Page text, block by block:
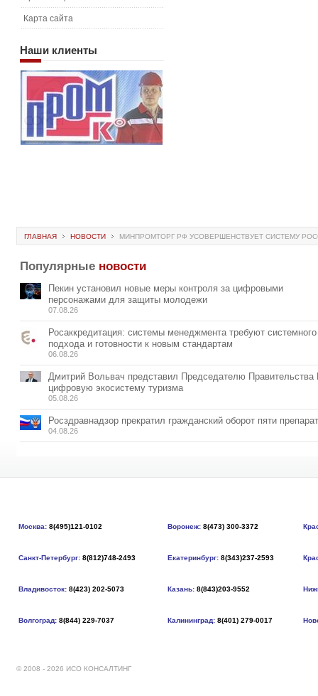
Карта сайта
Наши клиенты
ГЛАВНАЯ НОВОСТИ МИНПРОМТОРГ РФ УСОВЕРШЕНСТВУЕТ СИСТЕМУ
Популярные новости
Пекин установил новые меры контроля за цифровыми
персонажами для защиты молодежи
07.08.26
Росаккредитация: системы менеджмента требуют системного
подхода и готовности к новым стандартам
06.08.26
Дмитрий Вольвач представил Председателю
цифровую экосистему туризма
05.08.26
Росздравнадзор прекратил гражданский оборот пяти
04.08.26
Москва: 8(495)121-0102 Воронеж: 8(473) 300-3372
Санкт-Петербург: 8(812)748-2493 Екатеринбург: 8(343)237-2593
Владивосток: 8(423) 202-5073 Казань: 8(843)203-9552
Волгоград: 8(844) 229-7037 Калининград: 8(401) 279-0017
© 2008 - 2026 ИСО КОНСАЛТИНГ